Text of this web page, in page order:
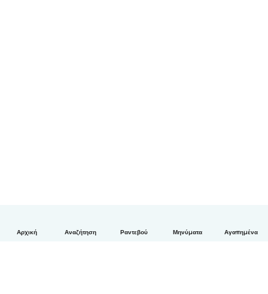
Αρχική Αναζήτηση Ραντεβού Μηνύματα Αγαπημένα